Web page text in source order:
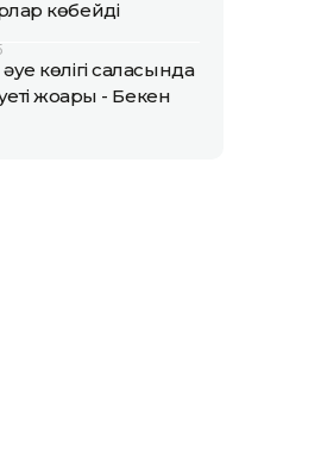
көбейді
көлігі саласында
жоғары - Бекен